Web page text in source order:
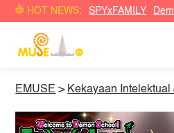
HOT NEWS: SPYxFAMILY
EMUSE > Kekayaan Intelektual